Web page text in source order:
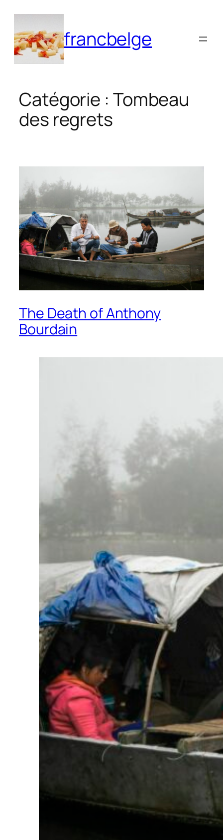
contenu
francbelge
Catégorie : Tombeau
des regrets
The Death of Anthony
Bourdain